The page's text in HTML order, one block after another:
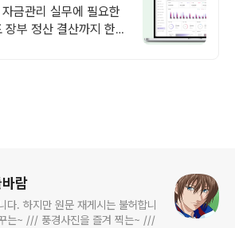
금관리 실무에 필요한
장부 정산 결산까지 한
람
다. 하지만 원문 재게시는 불허합니
는~ /// 풍경사진을 즐겨 찍는~ ///